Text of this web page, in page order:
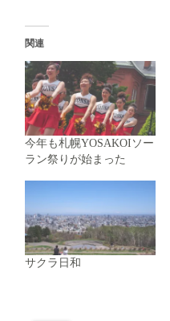
関連
今年も札幌YOSAKOIソー
ラン祭りが始まった
サクラ日和